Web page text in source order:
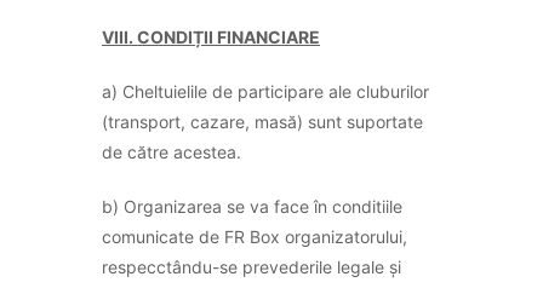
VIII. CONDIȚII FINANCIARE
a) Cheltuielile de participare ale cluburilor
(transport, cazare, masă) sunt suportate
de către acestea.
b) Organizarea se va face în conditiile
comunicate de FR Box organizatorului,
respecctându-se prevederile legale și